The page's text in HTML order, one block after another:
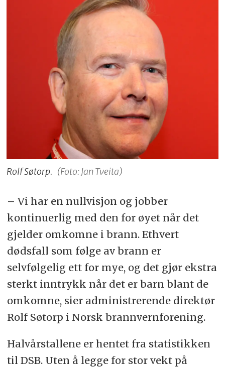
Rolf Søtorp. (Foto: Jan Tveita)
– Vi har en nullvisjon og jobber
kontinuerlig med den for øyet når det
gjelder omkomne i brann. Ethvert
dødsfall som følge av brann er
selvfølgelig ett for mye, og det gjør ekstra
sterkt inntrykk når det er barn blant de
omkomne, sier administrerende direktør
Rolf Søtorp i Norsk brannvernforening.
Halvårstallene er hentet fra statistikken
til DSB. Uten å legge for stor vekt på